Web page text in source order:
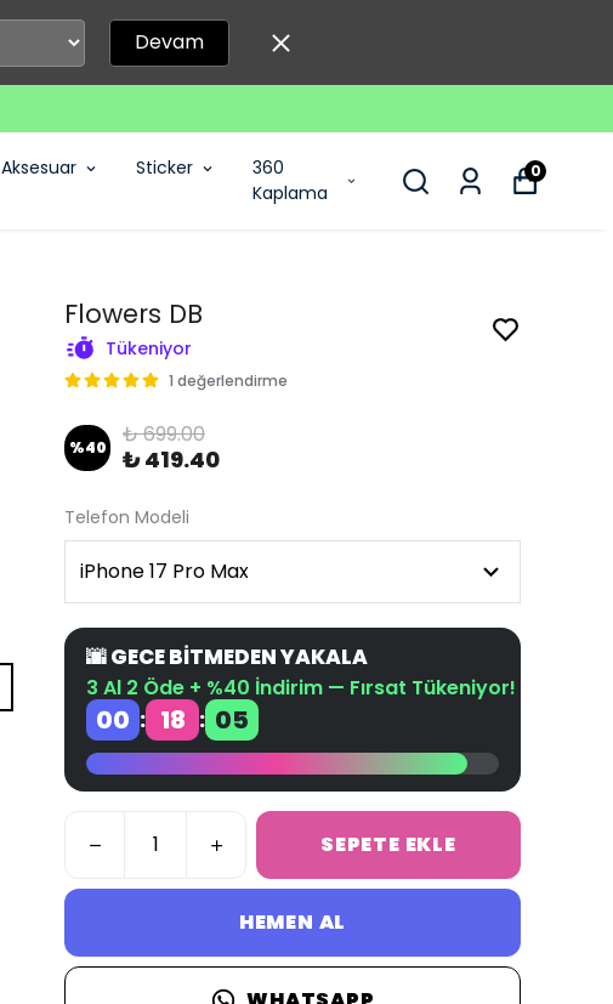
Devam
Aksesuar Sticker
360
Kaplama
0
Flowers DB
Tükeniyor
1 değerlendirme
%40 ₺ 699.00
₺ 419.40
Telefon Modeli
🌆 GECE BİTMEDEN YAKALA
3 Al 2 Öde + %40 İndirim — Fırsat Tükeniyor!
00 : 18 : 04
SEPETE EKLE
HEMEN AL